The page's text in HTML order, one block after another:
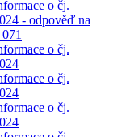
o čj.
- odpověď na
o čj.
o čj.
o čj.